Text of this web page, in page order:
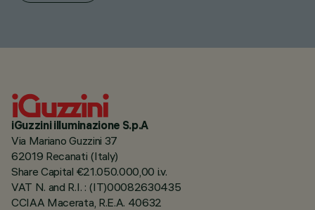
iGuzzini illuminazione S.p.A
Via Mariano Guzzini 37
62019 Recanati (Italy)
Share Capital €21.050.000,00 i.v.
VAT N. and R.I. : (IT)00082630435
CCIAA Macerata, R.E.A. 40632